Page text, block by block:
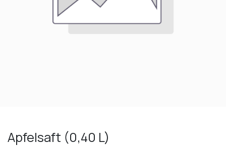
Apfelsaft (0,40 L)